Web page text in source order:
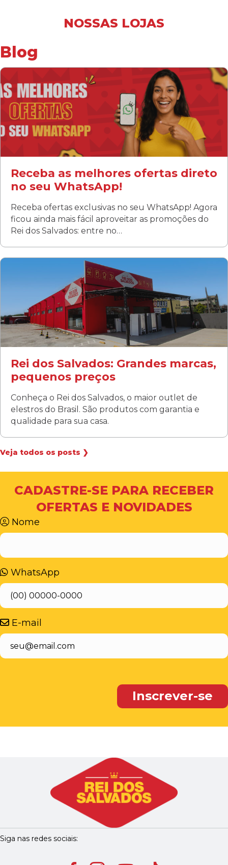
Fanny
Rua Albino Beatriz, 100 - Fanny, Curitiba –PR
Segunda a sábado: 09h00 às 19h00
Domingo: FECHADA
ÚLTIMOS DIAS DE LIQUIDAÇÃO!
(41) 3411-1754
(41) 99249-4620
NOSSAS LOJAS
Blog
Receba as melhores ofertas direto
no seu WhatsApp!
Receba ofertas exclusivas no seu WhatsApp! Agora
ficou ainda mais fácil aproveitar as promoções do
Rei dos Salvados: entre no…
Rei dos Salvados: Grandes marcas,
pequenos preços
Conheça o Rei dos Salvados, o maior outlet de
elestros do Brasil. São produtos com garantia e
qualidade para sua casa.
Veja todos os posts ❯
CADASTRE-SE PARA RECEBER
OFERTAS E NOVIDADES
Nome
WhatsApp
E-mail
Siga nas redes sociais: